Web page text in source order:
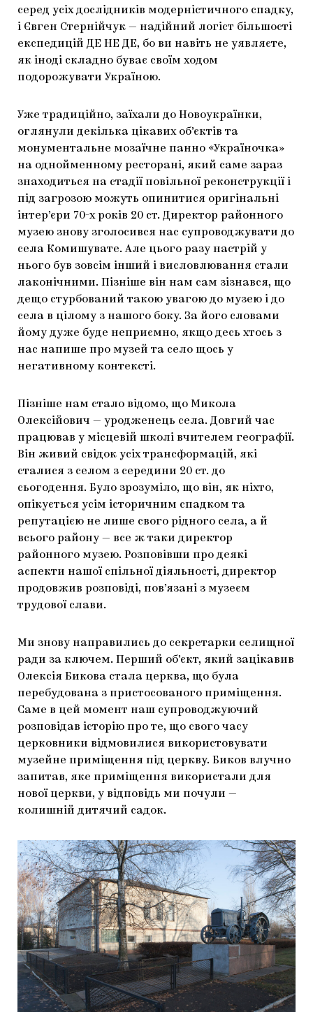
серед усіх дослідників модерністичного спадку,
і Євген Стернійчук — надійний логіст більшості
експедицій ДЕ НЕ ДЕ, бо ви навіть не уявляєте,
як іноді складно буває своїм ходом
подорожувати Україною.
Уже традиційно, заїхали до Новоукраїнки,
оглянули декілька цікавих об’єктів та
монументальне мозаїчне панно «Україночка»
на однойменному ресторані, який саме зараз
знаходиться на стадії повільної реконструкції і
під загрозою можуть опинитися оригінальні
інтер’єри 70-х років 20 ст. Директор районного
музею знову зголосився нас супроводжувати до
села Комишувате. Але цього разу настрій у
нього був зовсім інший і висловлювання стали
лаконічними. Пізніше він нам сам зізнався, що
дещо стурбований такою увагою до музею і до
села в цілому з нашого боку. За його словами
йому дуже буде неприємно, якщо десь хтось з
нас напише про музей та село щось у
негативному контексті.
Пізніше нам стало відомо, що Микола
Олексійович — уродженець села. Довгий час
працював у місцевій школі вчителем географії.
Він живий свідок усіх трансформацій, які
сталися з селом з середини 20 ст. до
сьогодення. Було зрозуміло, що він, як ніхто,
опікується усім історичним спадком та
репутацією не лише свого рідного села, а й
всього району — все ж таки директор
районного музею. Розповівши про деякі
аспекти нашої спільної діяльності, директор
продовжив розповіді, пов’язані з музеєм
трудової слави.
Ми знову направились до секретарки селищної
ради за ключем. Перший об’єкт, який зацікавив
Олексія Бикова стала церква, що була
перебудована з пристосованого приміщення.
Саме в цей момент наш супроводжуючий
розповідав історію про те, що свого часу
церковники відмовилися використовувати
музейне приміщення під церкву. Биков влучно
запитав, яке приміщення використали для
нової церкви, у відповідь ми почули —
колишній дитячий садок.